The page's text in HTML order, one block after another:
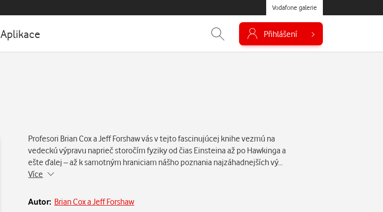
Vodafone galerie
Aplikace Přihlášení
Profesori Brian Cox a Jeff Forshaw vás v tejto fascinujúcej knihe vezmú na
vedeckú výpravu naprieč storočím fyziky od čias Einsteina až po Hawkinga a
ešte ďalej – až k samotným hraniciam nášho poznania najzáhadnejších vý…
Více
Autor: Brian Cox a Jeff Forshaw